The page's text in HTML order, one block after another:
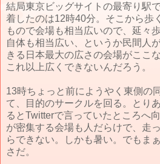
結局東京ビッグサイトの最寄り駅
着したのは12時40分。そこから歩
もので会場も相当広いので、延々
自体も相当広い、というか民間人
きる日本最大の広さの会場がここ
これ以上広くできないんだろう。
13時ちょっと前にようやく東側の
て、目的のサークルを回る。とり
るとTwitterで言っていたところへ
が密集する会場も人だらけで、走
らできない。しかも暑い。でもま
さだ。